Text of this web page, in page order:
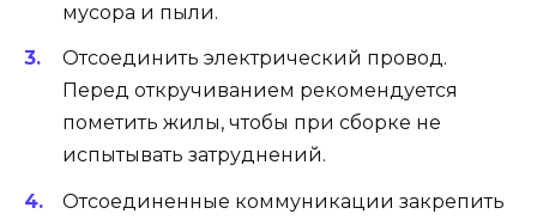
мусора и пыли.
Отсоединить электрический провод.
Перед откручиванием рекомендуется
пометить жилы, чтобы при сборке не
испытывать затруднений.
Отсоединенные коммуникации закрепить